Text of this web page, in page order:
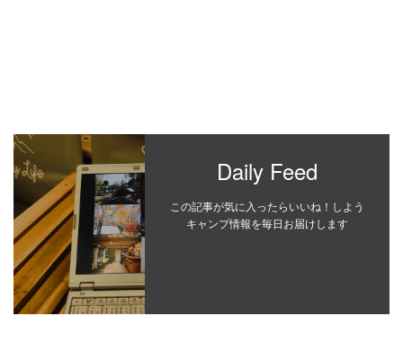
Daily Feed
この記事が気に入ったらいいね！しよう
キャンプ情報を毎日お届けします